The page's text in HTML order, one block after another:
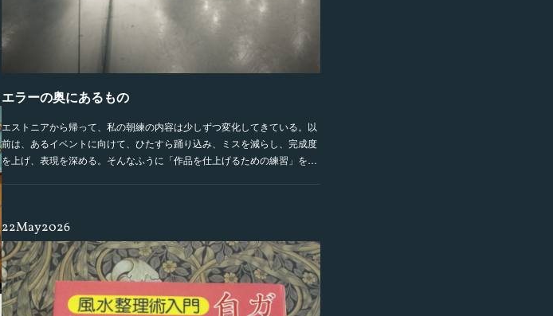
エラーの奥にあるもの
エストニアから帰って、私の朝練の内容は少しずつ変化してきている。以
前は、あるイベントに向けて、ひたすら踊り込み、ミスを減らし、完成度
を上げ、表現を深める。そんなふうに「作品を仕上げるための練習」を…
22May2026